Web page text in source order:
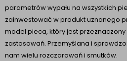
parametrów wypału na wszystkich
zainwestować w produkt uznanego
model pieca, który jest
zastosowań. Przemyślana i
nam wielu rozczarowań i smutków.